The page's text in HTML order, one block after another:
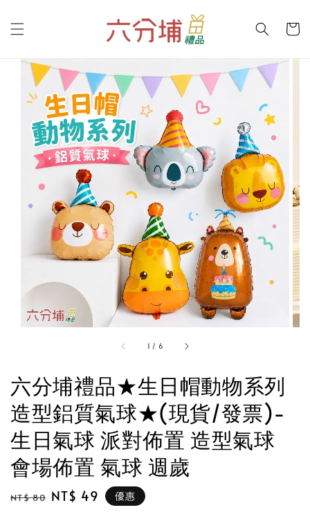
1 / 6
六分埔禮品★生日帽動物系列
造型鋁質氣球★(現貨/發票)-
生日氣球 派對佈置 造型氣球
會場佈置 氣球 週歲
Regular
NT$ 80 Sale
NT$ 49 優惠